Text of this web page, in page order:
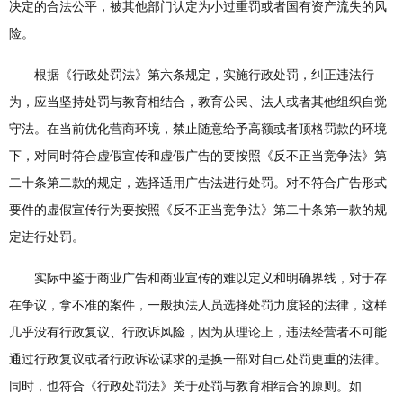
决定的合法公平，被其他部门认定为小过重罚或者国有资产流失的风
险。
根据《行政处罚法》第六条规定，实施行政处罚，纠正违法行
为，应当坚持处罚与教育相结合，教育公民、法人或者其他组织自觉
守法。在当前优化营商环境，禁止随意给予高额或者顶格罚款的环境
下，对同时符合虚假宣传和虚假广告的要按照《反不正当竞争法》第
二十条第二款的规定，选择适用广告法进行处罚。对不符合广告形式
要件的虚假宣传行为要按照《反不正当竞争法》第二十条第一款的规
定进行处罚。
实际中鉴于商业广告和商业宣传的难以定义和明确界线，对于存
在争议，拿不准的案件，一般执法人员选择处罚力度轻的法律，这样
几乎没有行政复议、行政诉风险，因为从理论上，违法经营者不可能
通过行政复议或者行政诉讼谋求的是换一部对自己处罚更重的法律。
同时，也符合《行政处罚法》关于处罚与教育相结合的原则。如